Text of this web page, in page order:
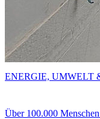
Über 100.000
ENERGIE, UMWELT